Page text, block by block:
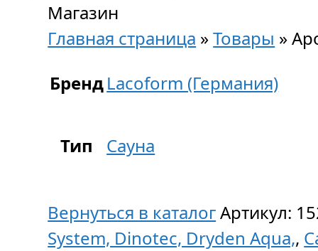
Магазин
Главная страница »Товары »
Вернуться в каталогАртикул:
System, Dinotec, Dryden Aqua,,
БрендLacoform (Германия)
Тип Сауна